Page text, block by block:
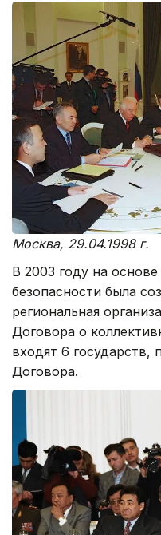
Москва, 29.04.1998 г.
В 2003 году на
безопасности была
региональная
Договора о
входят 6
Договора.